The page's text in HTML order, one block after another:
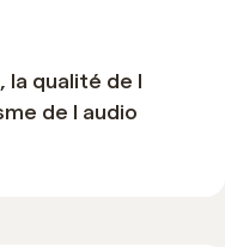
la qualité de l
de l audio